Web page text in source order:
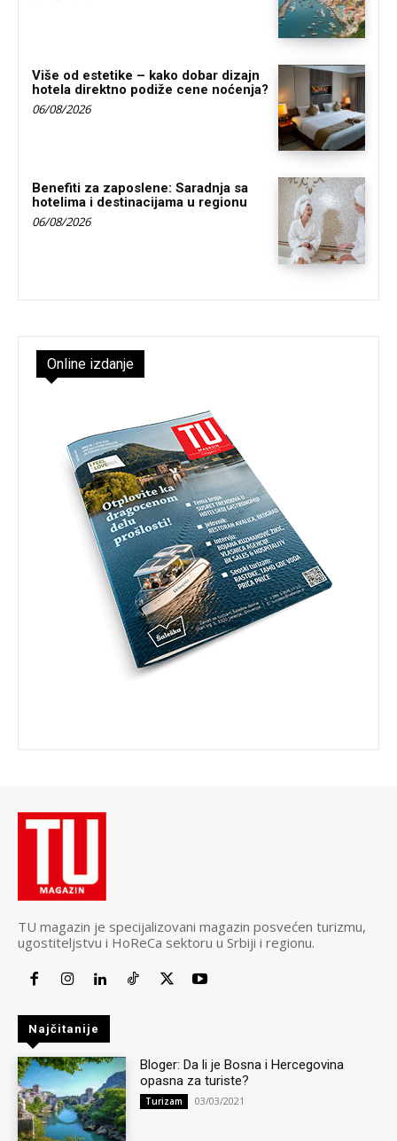
Više od estetike – kako dobar dizajn
hotela direktno podiže cene noćenja?
06/08/2026
Benefiti za zaposlene: Saradnja sa
hotelima i destinacijama u regionu
06/08/2026
Online izdanje
TU magazin je specijalizovani magazin posvećen turizmu,
ugostiteljstvu i HoReCa sektoru u Srbiji i regionu.
Najčitanije
Bloger: Da li je Bosna i Hercegovina
opasna za turiste?
Turizam 03/03/2021